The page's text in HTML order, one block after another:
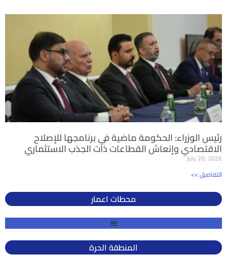
رئيس الوزراء: الحكومة ماضية في برنامجها للإصلاح
الاقتصادي وإنعاش القطاعات ذات الجذب الاستثماري
July 20, 2026
<< التفاصيل
محطات اعمار
المنطقة الحرة